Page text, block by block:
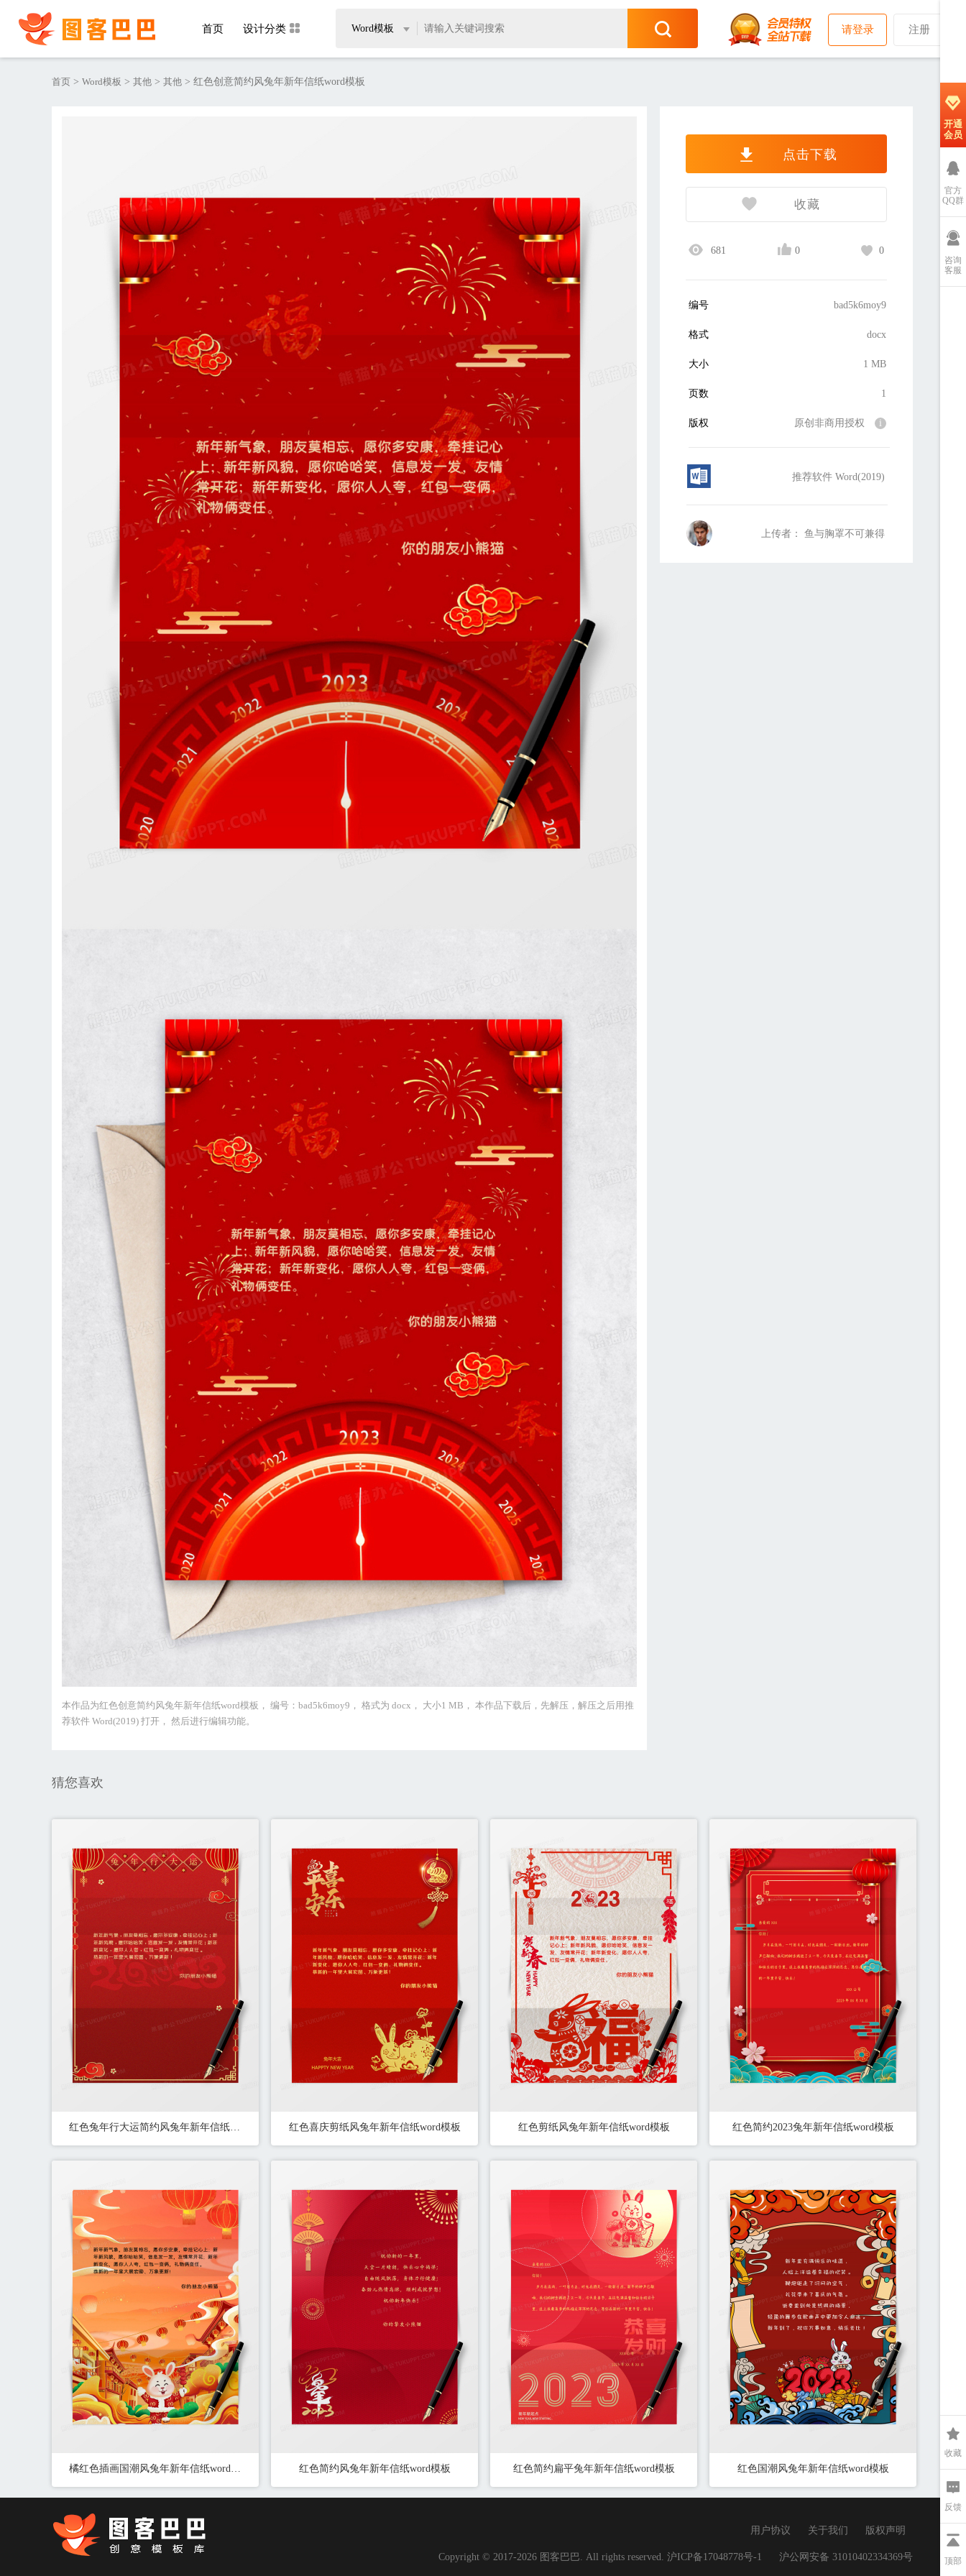
首页 设计分类 Word模板 请登录 注册
首页 > Word模板 > 其他 > 其他 > 红色创意简约风兔年新年信纸word模板
本作品为红色创意简约风兔年新年信纸word模板， 编号：bad5k6moy9， 格式为 docx， 大小1 MB， 本作品下载后，先解压，解压之后用推
荐软件 Word(2019) 打开， 然后进行编辑功能。
点击下载
收藏
681 0 0
编号 bad5k6moy9
格式 docx
大小 1 MB
页数 1
版权 原创非商用授权 i
推荐软件 Word(2019)
上传者： 鱼与胸罩不可兼得
猜您喜欢
红色兔年行大运简约风兔年新年信纸word模板 红色喜庆剪纸风兔年新年信纸word模板 红色剪纸风兔年新年信纸word模板 红色简约2023兔年新年信纸word模板
橘红色插画国潮风兔年新年信纸word模板 红色简约风兔年新年信纸word模板 红色简约扁平兔年新年信纸word模板 红色国潮风兔年新年信纸word模板
开通
会员
官方
QQ群
咨询
客服
收藏
反馈
顶部
用户协议 关于我们 版权声明
Copyright © 2017-2026 图客巴巴. All rights reserved. 沪ICP备17048778号-1 沪公网安备 31010402334369号